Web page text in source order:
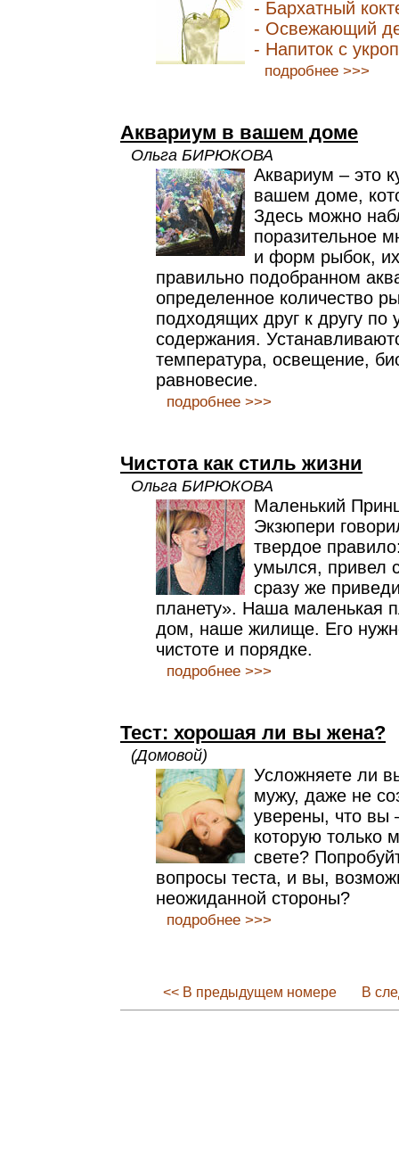
- Бархатный
- Освежающий
- Напиток с
подробнее >>>
Аквариум в вашем доме
Ольга БИРЮКОВА
Аквариум – это
вашем доме,
Здесь можно
поразительное
и форм рыбок,
правильно подобранном
определенное количество
подходящих друг к другу по
содержания.
температура, освещение,
равновесие.
подробнее >>>
Чистота как стиль жизни
Ольга БИРЮКОВА
Маленький
Экзюпери
твердое
умылся, привел
сразу же
планету». Наша маленькая
дом, наше жилище. Его
чистоте и порядке.
подробнее >>>
Тест: хорошая ли вы жена?
(Домовой)
Усложняете ли
мужу, даже не
уверены, что вы
которую только
свете?
вопросы теста, и вы,
неожиданной стороны?
подробнее >>>
<< В предыдущем номере В